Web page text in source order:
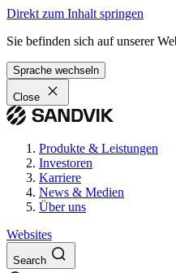
Direkt zum Inhalt springen
Sie befinden sich auf unserer
Sprache wechseln
Close
Produkte & Leistungen
Investoren
Karriere
News & Medien
Über uns
Websites
Search